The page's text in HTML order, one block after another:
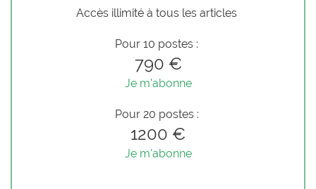
Accès illimité à tous les articles
Pour 10 postes :
790 €
Je m'abonne
Pour 20 postes :
1200 €
Je m'abonne